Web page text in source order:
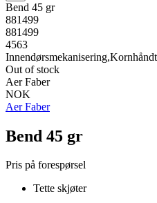
Bend 45 gr
881499
881499
4563
Out of stock
Aer Faber
NOK
Aer Faber
Bend 45 gr
Pris på forespørsel
Tette skjøter